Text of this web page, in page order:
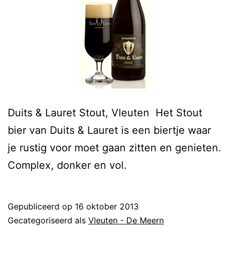
Duits & Lauret Stout, Vleuten Het Stout
bier van Duits & Lauret is een biertje waar
je rustig voor moet gaan zitten en genieten.
Complex, donker en vol.
Gepubliceerd op 16 oktober 2013
Gecategoriseerd als Vleuten - De Meern